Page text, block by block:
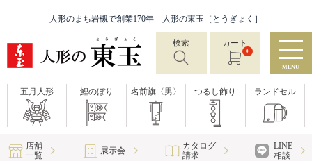
人形のまち岩槻で創業170年 人形の東玉［とうぎょく］
検索 カート
0
MENU
五月人形 鯉のぼり 名前旗〈男〉 つるし飾り ランドセル
店舗
一覧
展示会
カタログ
請求
LINE
相談